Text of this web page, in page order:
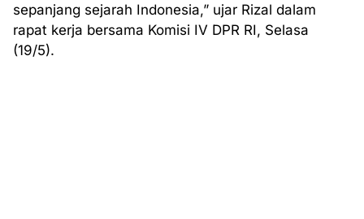
sepanjang sejarah Indonesia,” ujar Rizal dalam
rapat kerja bersama Komisi IV DPR RI, Selasa
(19/5).